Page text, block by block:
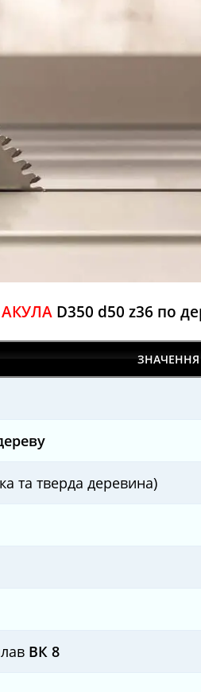
АКУЛА D350 d50 z36 по
ЗНАЧЕННЯ
та тверда деревина)
ВК 8